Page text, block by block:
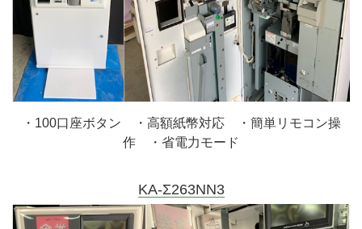
・100口座ボタン ・高額紙幣対応 ・簡単リモコン操
作 ・省電力モード
KA-Σ263NN3